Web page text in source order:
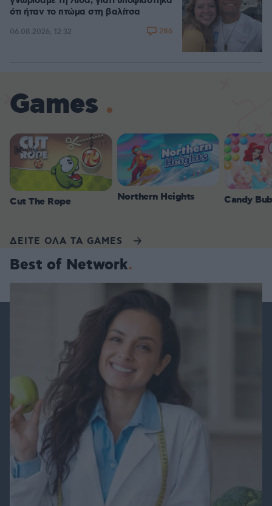
ότι ήταν το πτώμα στη βαλίτσα
06.08.2026, 12:32 286
Games
Cut The Rope Northern Heights Candy
ΔΕΙΤΕ ΟΛΑ ΤΑ GAMES
Best of Network